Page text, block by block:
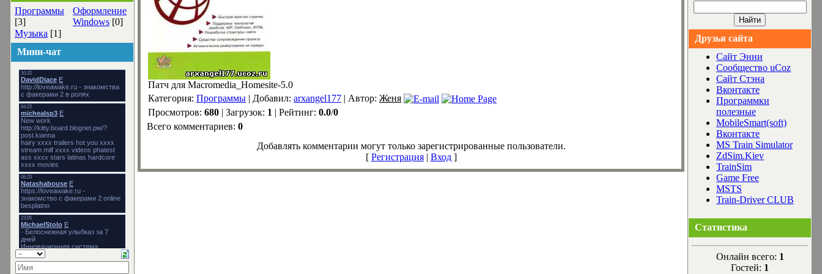
Программы
[3]
Оформление
Windows [0]
Музыка [1]
Мини-чат
Патч для Macromedia_Homesite-5.0
Категория: Программы | Добавил: arxangel177 | Автор: Женя
Просмотров: 680 | Загрузок: 1 | Рейтинг: 0.0/0
Всего комментариев: 0
Добавлять комментарии могут только зарегистрированные пользователи.
[ Регистрация| Вход]
Друзья сайта
Сайт Энни
Сообщество uCoz
Сайт Стэна
Вконтакте
Программки
полезные
MobileSmart(soft)
Вконтакте
MS Train Simulator
ZdSim.Kiev
TrainSim
Game Free
MSTS
Train-Driver CLUB
Статистика
Онлайн всего: 1
Гостей: 1